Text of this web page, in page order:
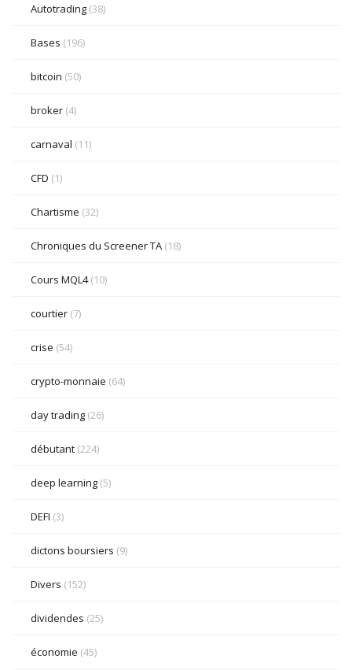
Autotrading (38)
Bases (196)
bitcoin (50)
broker (4)
carnaval (11)
CFD (1)
Chartisme (32)
Chroniques du Screener TA (18)
Cours MQL4(10)
courtier (7)
crise (54)
crypto-monnaie (64)
day trading (26)
débutant (224)
deep learning (5)
DEFI (3)
dictons boursiers (9)
Divers (152)
dividendes (25)
économie (45)